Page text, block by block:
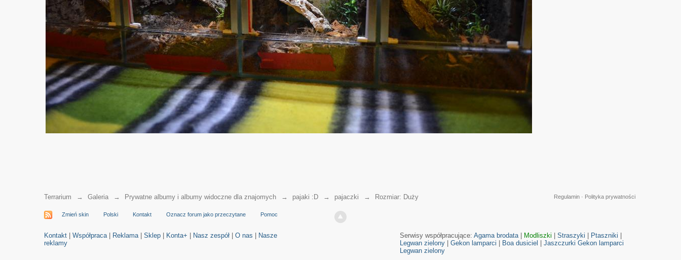
Terrarium → Galeria → Prywatne albumy i albumy widoczne dla znajomych → pajaki :D → pajaczki → Rozmiar: Duży Polityka prywatności
Regulamin·
Zmień skin Polski Kontakt Oznacz forum jako przeczytane Pomoc
Kontakt |Współpraca| Reklama|Sklep Konta+ Nasz zespół |O nas
Nasze
reklamy
Serwisy współpracujące: Agama brodata| Modliszki Straszyki Ptaszniki
Legwan zielony| Gekon lamparci Boa dusiciel Jaszczurki Gekon lamparci
Legwan zielony